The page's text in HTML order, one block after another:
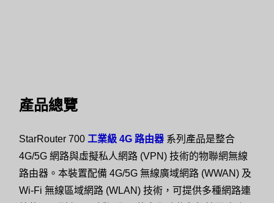
產品總覽
StarRouter 700 工業級 4G 路由器 系列產品是整合
4G/5G 網路與虛擬私人網路 (VPN) 技術的物聯網無線
路由器。本裝置配備 4G/5G 無線廣域網路 (WWAN) 及
Wi-Fi 無線區域網路 (WLAN) 技術，可提供多種網路連